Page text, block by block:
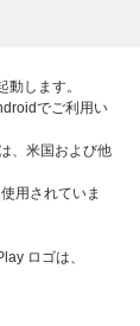
します。
でご利用い
、米国および他
用されていま
ロゴは、